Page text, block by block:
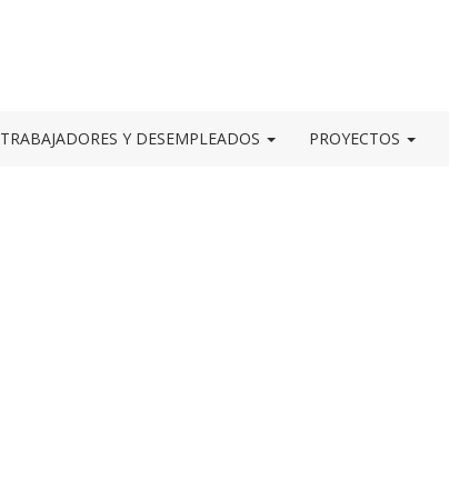
TRABAJADORES Y DESEMPLEADOS PROYECTOS